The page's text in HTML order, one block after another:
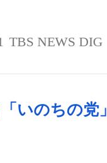
TBS NEWS DIG
いのちの党」